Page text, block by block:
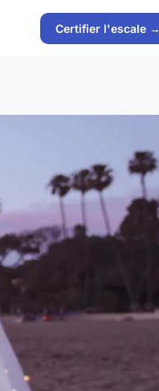
Certifier l'escale →